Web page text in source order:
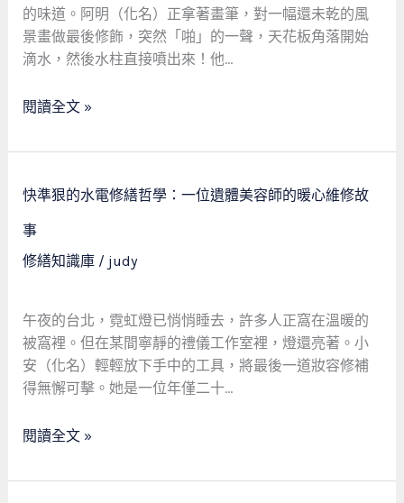
的味道。阿明（化名）正拿著畫筆，對一幅還未乾的風
景畫做最後修飾，突然「啪」的一聲，天花板角落開始
滴水，然後水柱直接噴出來！他…
驚
魂：
15
鐘
價、
小
到
場，
能
「立
刻
解
嗎？
閱讀全文 »
快準狠的水電修繕哲學：一位遺體美容師的暖心維修故
事
修繕知識庫/ judy
午夜的台北，霓虹燈已悄悄睡去，許多人正窩在溫暖的
被窩裡。但在某間寧靜的禮儀工作室裡，燈還亮著。小
安（化名）輕輕放下手中的工具，將最後一道妝容修補
得無懈可擊。她是一位年僅二十…
快
準
狠
的
修
繕
哲
學：
位
體
閱讀全文 »